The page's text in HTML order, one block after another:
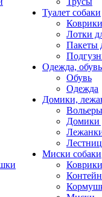
Туалет собаки
Коврики
Лотки
Пакеты
Одежда, обувь
Обувь
Одежда
Домики,
Домики
Миски собаки